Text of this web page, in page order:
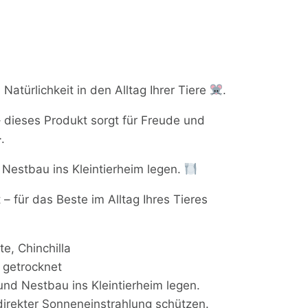
in den Alltag Ihrer Tiere .
Produkt sorgt für Freude und
ins Kleintierheim legen.
für das Beste im Alltag Ihres Tieres
Chinchilla
Nestbau ins Kleintierheim legen.
Sonneneinstrahlung schützen.